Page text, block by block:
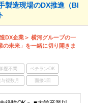
製造現場のDX推進（BI
DX企業＞ 横河グループの一
の未来」を一緒に切り開きま
歴不問 ベテランOK
与複数月 面接1回